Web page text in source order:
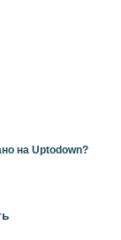
на Uptodown?